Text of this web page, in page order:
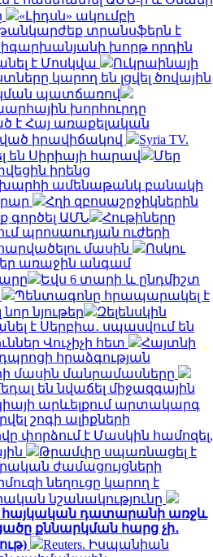
«Լիդսն» ակումբի
տրանսֆերն է
խորթ որդին
է Մոսկվա
Ուկրաինայի
կարող են լցվել ծովային
պատճառով
խորհուրդը
է Հայ առաքելական
իրավիճակով
Syria TV.
են Սիրիայի հարավ
Մեր
իրենց
ամենաթանկ բանակի
Հղի զբոսաշրջիկներին
գործել ԱՄՆ
Հութիները
պրոսաուդյան ուժերի
մասին
Ոսկու
վեր առաջին անգամ
Եվս 6 տարի և ընդմիշտ
Պենտագոնը հրապարակել է
նյութեր
Զելենսկին
է Սերբիա․ սպասվում են
Վուչիչի հետ
Հայտնի
հրաձգության
մասին մանրամասները
են նվաճել միջազգային
արևելքում արտակարգ
շոգի ալիքների
փորձում է Մասկին համոզել,
Թրամփը սպառնացել է
ժամացույցների
նեղուցը կարող է
նշանակությունը
հայկական դատարանի առջև
քննարկման հարց չի․
Reuters. Իսպանիան